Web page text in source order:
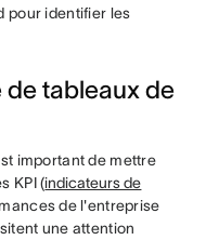
pour identifier les
de tableaux de
important de mettre
KPI (indicateurs de
de l'entreprise
une attention